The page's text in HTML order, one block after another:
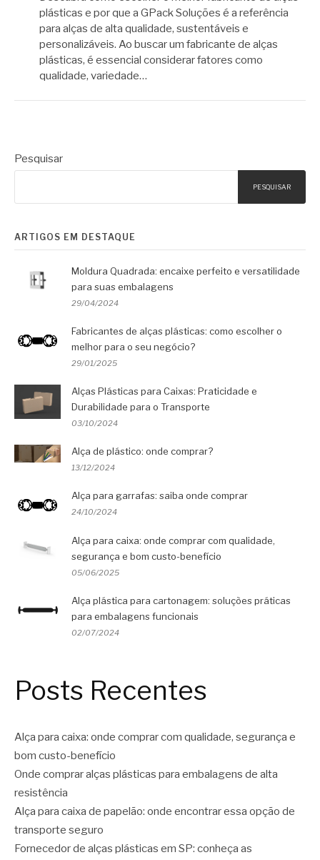
plásticas e por que a GPack Soluções é a referência
para alças de alta qualidade, sustentáveis e
personalizáveis. Ao buscar um fabricante de alças
plásticas, é essencial considerar fatores como
qualidade, variedade…
Pesquisar
PESQUISAR
ARTIGOS EM DESTAQUE
Moldura Quadrada: encaixe perfeito e versatilidade
para suas embalagens
29/04/2024
Fabricantes de alças plásticas: como escolher o
melhor para o seu negócio?
29/01/2025
Alças Plásticas para Caixas: Praticidade e
Durabilidade para o Transporte
03/10/2024
Alça de plástico: onde comprar?
13/12/2024
Alça para garrafas: saiba onde comprar
24/10/2024
Alça para caixa: onde comprar com qualidade,
segurança e bom custo-benefício
05/06/2025
Alça plástica para cartonagem: soluções práticas
para embalagens funcionais
02/07/2024
Posts Recentes
Alça para caixa: onde comprar com qualidade, segurança e
bom custo-benefício
Onde comprar alças plásticas para embalagens de alta
resistência
Alça para caixa de papelão: onde encontrar essa opção de
transporte seguro
Fornecedor de alças plásticas em SP: conheça as